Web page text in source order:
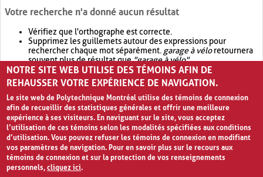
Votre recherche n'a donné aucun résultat
Vérifiez que l'orthographe est correcte.
Supprimez les guillemets autour des expressions pour
rechercher chaque mot séparément. garage à véloretournera
souvent plus de résultat que"garage à vélo".
Envisagez d'élargir votre recherche avec OR.garage OR vélo
retournera souvent plus de résultat quegarage à vélo
NOTRE SITE WEB UTILISE DES TÉMOINS AFIN DE
REHAUSSER VOTRE EXPÉRIENCE DE NAVIGATION.
Le site web de Polytechnique Montréal utilise des témoins de connexion
afin de recueillir des statistiques générales et offrir une meilleure
expérience à ses visiteurs. En naviguant sur le site, vous acceptez
l’utilisation de ces témoins selon les modalités spécifiées aux conditions
d’utilisation. Vous pouvez refuser les témoins de connexion en modifiant
vos paramètres de navigation. Pour en savoir plus sur le recours aux
témoins de connexion et sur la protection de vos renseignements
personnels,cliquez ici.